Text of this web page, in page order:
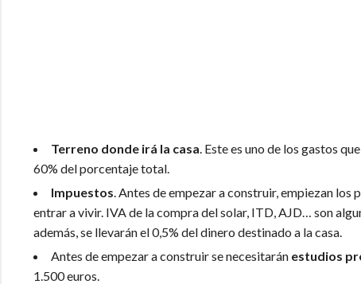
Terreno donde irá la casa. Este es uno de los gastos
60% del porcentaje total.
Impuestos. Antes de empezar a construir, empiezan los
entrar a vivir. IVA de la compra del solar, ITD, AJD… son
además, se llevarán el 0,5% del dinero destinado a la casa.
Antes de empezar a construir se necesitarán estudios
1.500 euros.